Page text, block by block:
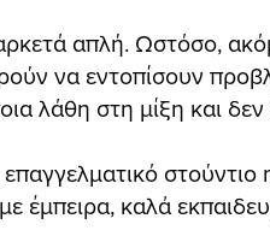
απλή. Ωστόσο,
να εντοπίσουν
λάθη στη μίξη και
στούντιο
έμπειρα, καλά